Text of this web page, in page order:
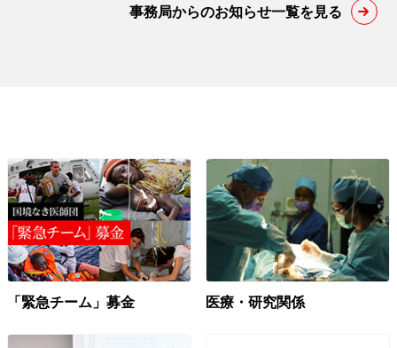
事務局からのお知らせ一覧を見る
「緊急チーム」募金 医療・研究関係